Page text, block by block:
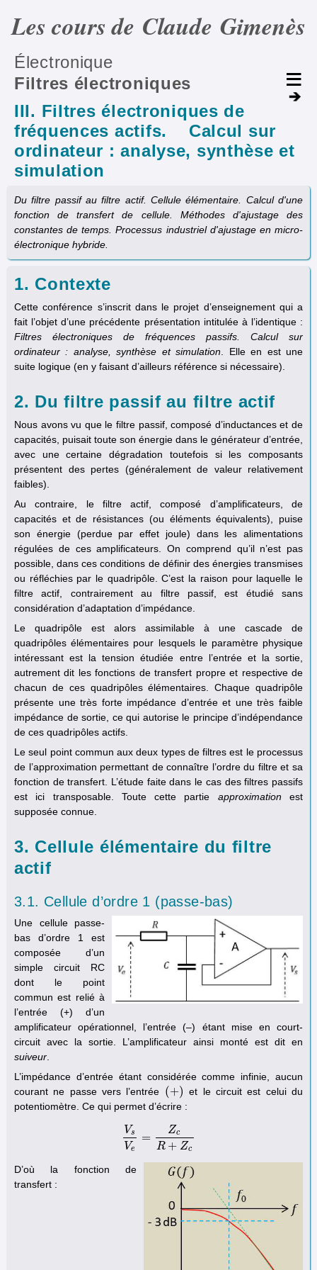
Les cours de Claude Gimenès
Électronique
Filtres électroniques
III. Filtres électroniques de
fréquences actifs. Calcul sur
ordinateur : analyse, synthèse et
simulation
Du filtre passif au filtre actif. Cellule élémentaire. Calcul d'une
fonction de transfert de cellule. Méthodes d'ajustage des
constantes de temps. Processus industriel d'ajustage en micro-
électronique hybride.
1. Contexte
Cette conférence s’inscrit dans le projet d’enseignement qui a
fait l’objet d’une précédente présentation intitulée à l’identique :
Filtres électroniques de fréquences passifs. Calcul sur
ordinateur : analyse, synthèse et simulation . Elle en est une
suite logique (en y faisant d’ailleurs référence si nécessaire).
2. Du filtre passif au filtre actif
Nous avons vu que le filtre passif, composé d’inductances et de
capacités, puisait toute son énergie dans le générateur d’entrée,
avec une certaine dégradation toutefois si les composants
présentent des pertes (généralement de valeur relativement
faibles).
Au contraire, le filtre actif, composé d’amplificateurs, de
capacités et de résistances (ou éléments équivalents), puise
son énergie (perdue par effet joule) dans les alimentations
régulées de ces amplificateurs. On comprend qu’il n’est pas
possible, dans ces conditions de définir des énergies transmises
ou réfléchies par le quadripôle. C’est la raison pour laquelle le
filtre actif, contrairement au filtre passif, est étudié sans
considération d’adaptation d’impédance.
Le quadripôle est alors assimilable à une cascade de
quadripôles élémentaires pour lesquels le paramètre physique
intéressant est la tension étudiée entre l’entrée et la sortie,
autrement dit les fonctions de transfert propre et respective de
chacun de ces quadripôles élémentaires. Chaque quadripôle
présente une très forte impédance d’entrée et une très faible
impédance de sortie, ce qui autorise le principe d’indépendance
de ces quadripôles actifs.
Le seul point commun aux deux types de filtres est le processus
de l’approximation permettant de connaître l’ordre du filtre et sa
fonction de transfert. L’étude faite dans le cas des filtres passifs
est ici transposable. Toute cette partie approximationest
supposée connue.
3. Cellule élémentaire du filtre
actif
3.1. Cellule d’ordre 1 (passe-bas)
Une cellule passe-
bas d’ordre 1 est
composée d’un
simple circuit RC
dont le point
commun est relié à
l’entrée (+) d’un
amplificateur opérationnel, l’entrée (–) étant mise en court-
circuit avec la sortie. L’amplificateur ainsi monté est dit en
suiveur
L’impédance d’entrée étant considérée comme infinie, aucun
courant ne passe vers l’entrée (+)
( +)
et le circuit est celui du
potentiomètre. Ce qui permet d’écrire :
Vs
Ve
=
Zc
R + Zc
Vs Ve= ZcR+Zc
D’où la fonction de
transfert :